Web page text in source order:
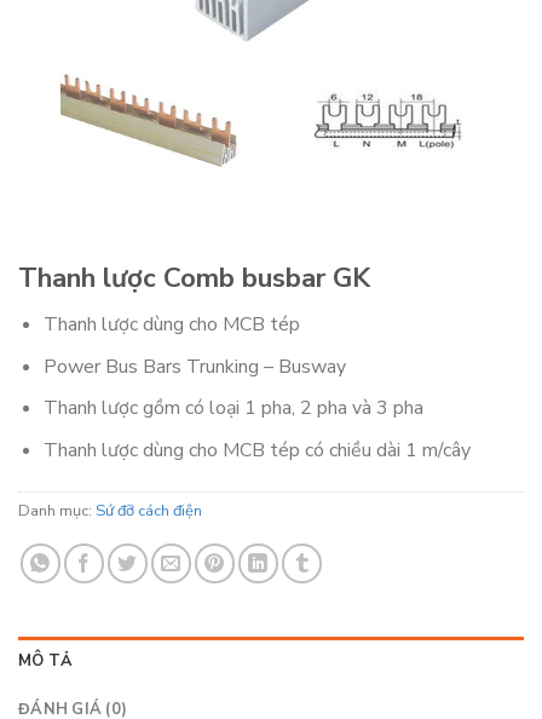
Thanh lược Comb busbar GK
Thanh lược dùng cho MCB tép
Power Bus Bars Trunking – Busway
Thanh lược gồm có loại 1 pha, 2 pha và 3 pha
Thanh lược dùng cho MCB tép có chiều dài 1 m/cây
Danh mục: Sứ đỡ cách điện
MÔ TẢ
ĐÁNH GIÁ (0)